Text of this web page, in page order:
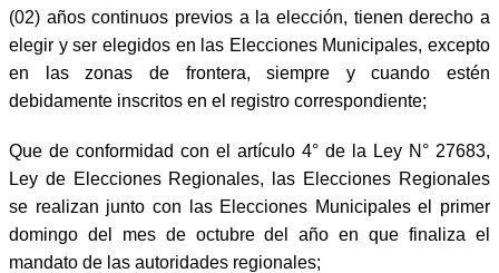
(02) años continuos previos a la elección, tienen derecho a
elegir y ser elegidos en las Elecciones Municipales, excepto
en las zonas de frontera, siempre y cuando estén
debidamente inscritos en el registro correspondiente;
Que de conformidad con el artículo 4° de la Ley N° 27683,
Ley de Elecciones Regionales, las Elecciones Regionales
se realizan junto con las Elecciones Municipales el primer
domingo del mes de octubre del año en que finaliza el
mandato de las autoridades regionales;